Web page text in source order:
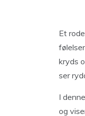
Et
kryds
ser
I
og